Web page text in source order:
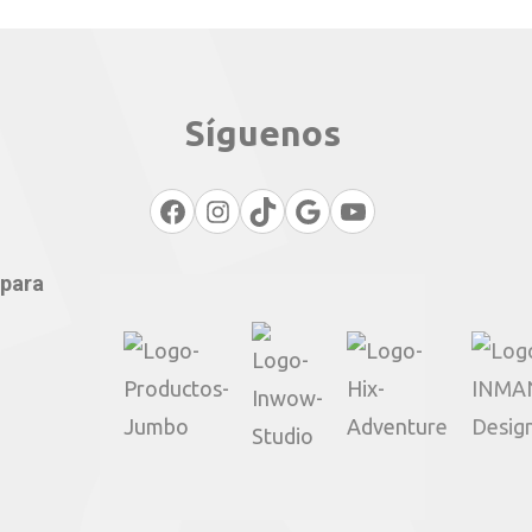
Síguenos
Facebook
Instagram
TikTok
GoogleYouTube